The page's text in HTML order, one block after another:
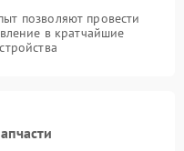
позволяют провести
в кратчайшие